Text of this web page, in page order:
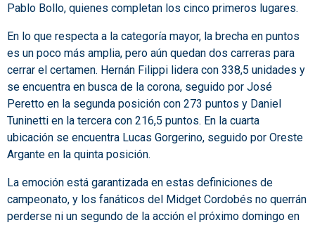
Pablo Bollo, quienes completan los cinco primeros lugares.
En lo que respecta a la categoría mayor, la brecha en puntos
es un poco más amplia, pero aún quedan dos carreras para
cerrar el certamen. Hernán Filippi lidera con 338,5 unidades y
se encuentra en busca de la corona, seguido por José
Peretto en la segunda posición con 273 puntos y Daniel
Tuninetti en la tercera con 216,5 puntos. En la cuarta
ubicación se encuentra Lucas Gorgerino, seguido por Oreste
Argante en la quinta posición.
La emoción está garantizada en estas definiciones de
campeonato, y los fanáticos del Midget Cordobés no querrán
perderse ni un segundo de la acción el próximo domingo en